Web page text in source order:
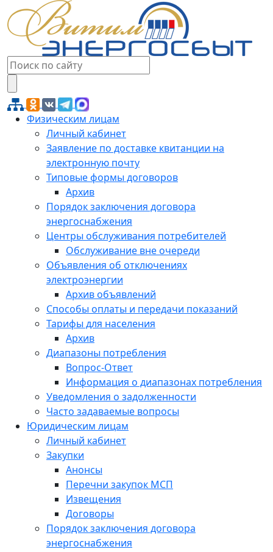
Физическим лицам
Личный кабинет
Заявление по доставке квитанции на
электронную почту
Типовые формы договоров
Архив
Порядок заключения договора
энергоснабжения
Центры обслуживания потребителей
Обслуживание вне очереди
Объявления об отключениях
электроэнергии
Архив объявлений
Способы оплаты и передачи показаний
Тарифы для населения
Архив
Диапазоны потребления
Вопрос-Ответ
Информация о диапазонах потребления
Уведомления о задолженности
Часто задаваемые вопросы
Юридическим лицам
Личный кабинет
Закупки
Анонсы
Перечни закупок МСП
Извещения
Договоры
Порядок заключения договора
энергоснабжения